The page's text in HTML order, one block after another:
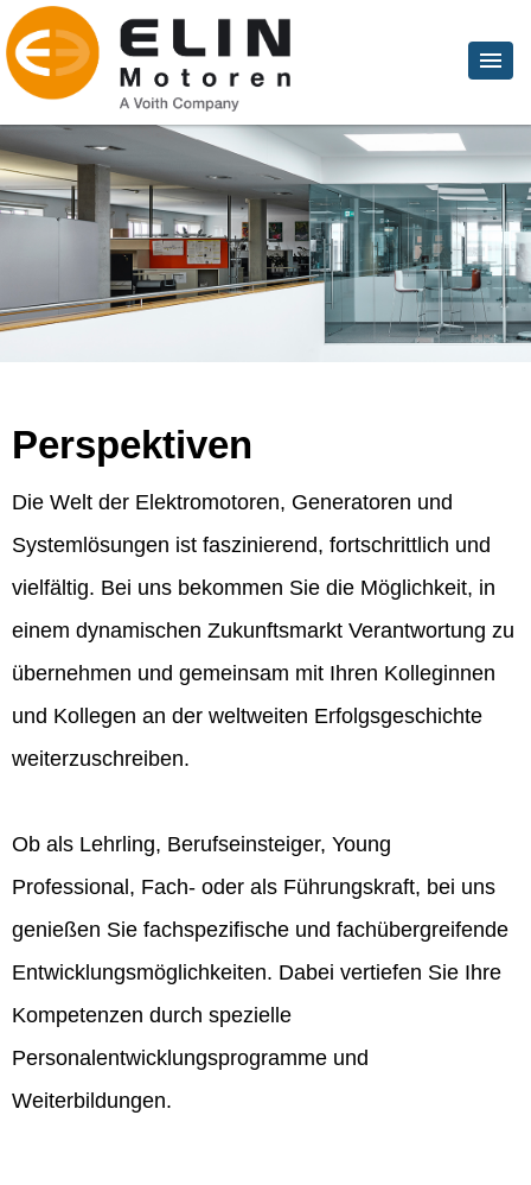
Perspektiven
Die Welt der Elektromotoren, Generatoren und
Systemlösungen ist faszinierend, fortschrittlich und
vielfältig. Bei uns bekommen Sie die Möglichkeit, in
einem dynamischen Zukunftsmarkt Verantwortung zu
übernehmen und gemeinsam mit Ihren Kolleginnen
und Kollegen an der weltweiten Erfolgsgeschichte
weiterzuschreiben.
Ob als Lehrling, Berufseinsteiger, Young
Professional, Fach- oder als Führungskraft, bei uns
genießen Sie fachspezifische und fachübergreifende
Entwicklungsmöglichkeiten. Dabei vertiefen Sie Ihre
Kompetenzen durch spezielle
Personalentwicklungsprogramme und
Weiterbildungen.